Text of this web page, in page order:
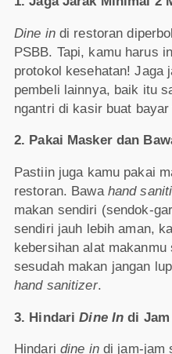
Dine indi restoran
PSBB. Tapi, kamu harus
protokol kesehatan! Jaga
pembeli lainnya, baik itu
ngantri di kasir buat bayar
2. Pakai Masker dan
Pastiin juga kamu pakai
restoran. Bawa hand
makan sendiri (sendok-
sendiri jauh lebih aman,
kebersihan alat makanmu
sesudah makan jangan
hand sanitizer.
3. HindariDine Indi
Hindari dine indi jam-jam